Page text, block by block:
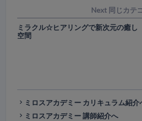
Next 同じカテ
ミラクル☆ヒアリングで新次元の癒し
空間
ミロスアカデミー カリキュラム紹介
ミロスアカデミー 講師紹介へ